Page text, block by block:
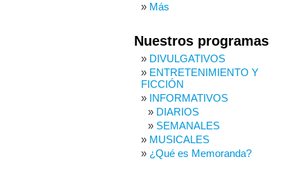
Más
Nuestros programas
DIVULGATIVOS
ENTRETENIMIENTO Y
FICCIÓN
INFORMATIVOS
DIARIOS
SEMANALES
MUSICALES
¿Qué es Memoranda?